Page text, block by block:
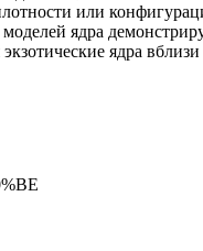
или
ядра
ядра